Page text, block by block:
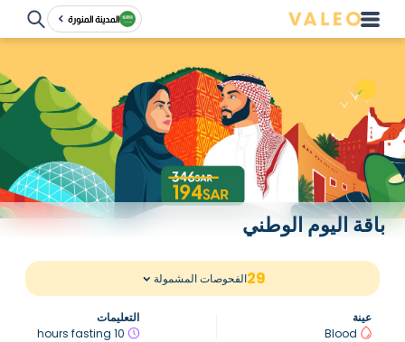
المدينة المنورة
باقة اليوم الوطني
29الفحوصات المشمولة
عينة
Blood
التعليمات
10 hours fasting